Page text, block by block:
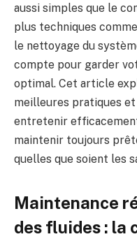
aussi simples que le
plus techniques
le nettoyage du
compte pour garder
optimal. Cet article
meilleures pratiques
entretenir
maintenir toujours
quelles que soient les
Maintenance
des fluides : la